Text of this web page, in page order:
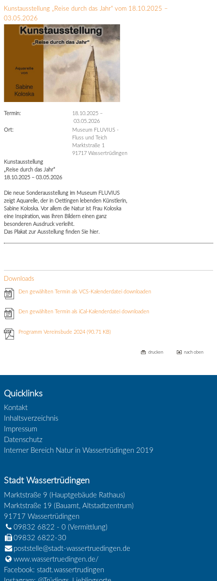
Kunstausstellung „Reise durch das Jahr“ vom 18.10.2025 –
03.05.2026
Termin: 18.10.2025 –
03.05.2026
Ort:
Museum FLUVIUS -
Fluss und Teich
Marktstraße 1
91717 Wassertrüdingen
Kunstausstellung
„Reise durch das Jahr“
18.10.2025 – 03.05.2026
Die neue Sonderausstellung im Museum FLUVIUS
zeigt Aquarelle, der in Oettingen lebenden Künstlerin,
Sabine Koloska. Vor allem die Natur ist Frau Koloska
eine Inspiration, was ihren Bildern einen ganz
besonderen Ausdruck verleiht.
Das Plakat zur Ausstellung finden Sie hier.
Downloads
Den gewählten Termin als VCS-Kalenderdatei downloaden
Den gewählten Termin als iCal-Kalenderdatei downloaden
Programm Vereinsbude 2024(90.71 KB)
drucken nach oben
Quicklinks
Kontakt
Inhaltsverzeichnis
Impressum
Datenschutz
Interner Bereich Natur in Wassertrüdingen 2019
Stadt Wassertrüdingen
Marktstraße 9 (Hauptgebäude Rathaus)
Marktstraße 19 (Bauamt, Altstadtzentrum)
91717 Wassertrüdingen
09832 6822 - 0(Vermittlung)
09832 6822-30
poststelle@stadt-wassertruedingen.de
www.wassertruedingen.de/
Facebook: stadt.wassertrudingen